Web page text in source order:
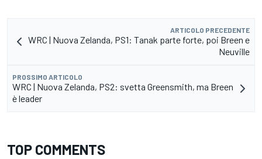
ARTICOLO PRECEDENTE
WRC | Nuova Zelanda, PS1: Tanak parte forte, poi Breen e
Neuville
PROSSIMO ARTICOLO
WRC | Nuova Zelanda, PS2: svetta Greensmith, ma Breen
è leader
TOP COMMENTS